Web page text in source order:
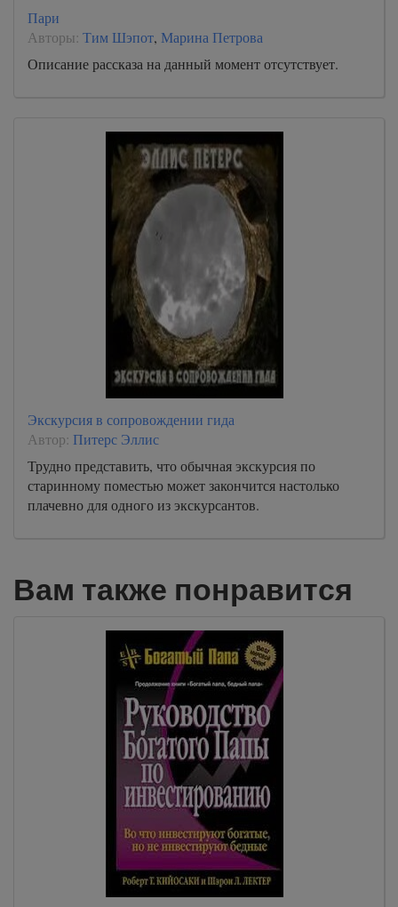
Пари
Авторы: Тим Шэпот, Марина Петрова
Описание рассказа на данный момент отсутствует.
Экскурсия в сопровождении гида
Автор: Питерс Эллис
Трудно представить, что обычная экскурсия по
старинному поместью может закончится настолько
плачевно для одного из экскурсантов.
Вам также понравится